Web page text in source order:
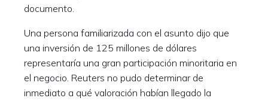
documento.
Una persona familiarizada con el asunto dijo que
una inversión de 125 millones de dólares
representaría una gran participación minoritaria en
el negocio. Reuters no pudo determinar de
inmediato a qué valoración habían llegado la